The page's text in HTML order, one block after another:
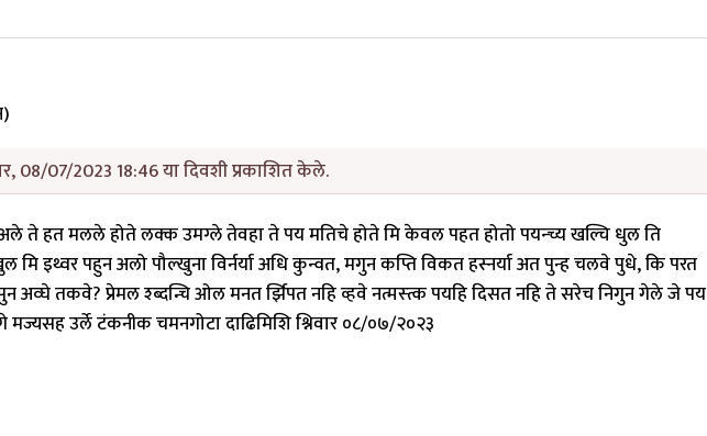
08/07/2023 18:46 या दिवशी प्रकाशित केले.
अले ते हत मलले होते लक्क उमग्ले तेवहा ते पय मतिचे होते मि केवल पहत होतो पयन्च्य खल्चि धुल ति
इथ्वर पहुन अलो पौल्खुना विर्नर्या अधि कुन्वत, मगुन कप्ति विकत हस्नर्या अत पुन्ह चलवे पुधे, कि परत
अव्घे तकवे? प्रेमल श्ब्दन्चि ओल मनत र्झिपत नहि व्हवे नत्मस्त्क पयहि दिसत नहि ते सरेच निगुन गेले जे पय
उर्ले टंकनीक चमनगोटा दाढिमिशि श्निवार ०८/०७/२०२३